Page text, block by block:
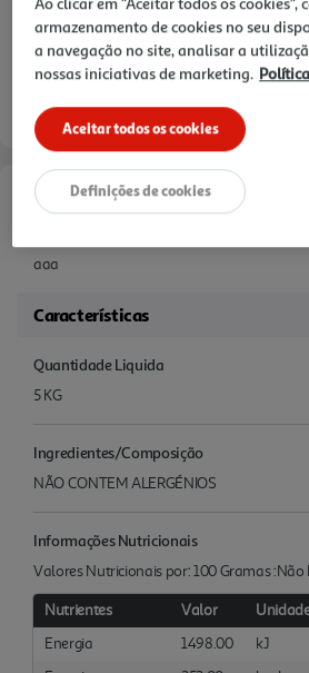
Informações de Marketing
aaa
Características
Quantidade Liquida
5 KG
Ingredientes/Composição
NÃO CONTEM ALERGÉNIOS
Informações Nutricionais
Valores Nutricionais por: 100 Gramas
Nutrientes Valor
Energia
1498.00
kJ
armazenamento de cookies no seu
a navegação no site, analisar a
nossas iniciativas de marketing.
Aceitar todos os cookies
Definições de cookies